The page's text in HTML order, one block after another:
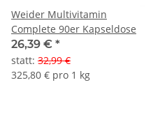
Weider Multivitamin
Complete 90er Kapseldose
26,39 € *
statt: 32,99 €
325,80 € pro 1 kg